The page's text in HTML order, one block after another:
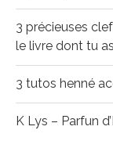
3 précieuses
le livre dont tu
3 tutos henné
K Lys – Parfun